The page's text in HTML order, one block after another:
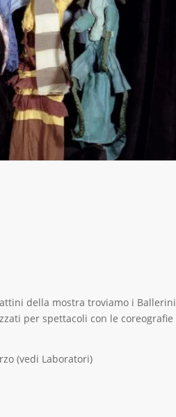
della mostra troviamo i Ballerini
per spettacoli con le coreografie
(vedi Laboratori)